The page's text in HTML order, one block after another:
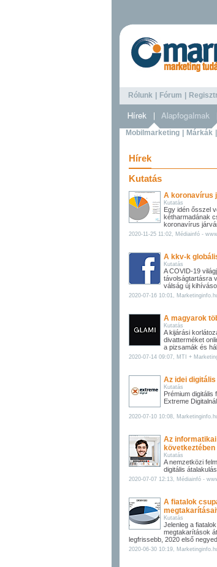
Rólunk Fórum
Mobilmarketing Márkák
Hírek
Kutatás
A koronavírus
Kutatás
Egy idén ősszel
kétharmadának
koronavírus
2020-11-25 11:02, Médiainfó -
A kkv-k
Kutatás
A COVID-19
távolságtartásra
válság új
2020-07-16 10:01,
A magyarok
Kutatás
A kijárási
divatterméket
a pizsamák és
2020-07-14 09:07, MTI +
Az idei
Kutatás
Prémium
Extreme Digitalnál.
2020-07-10 10:08,
Az
következtében
Kutatás
A nemzetközi
digitális
2020-07-07 12:13, Médiainfó -
A fiatalok
Kutatás
Jelenleg a
megtakarítások
legfrissebb, 2020 első
2020-06-30 10:19,